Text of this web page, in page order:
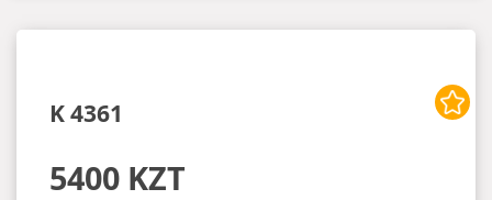
K 4361
5400 KZT